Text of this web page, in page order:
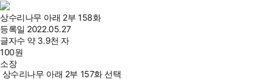
상수리나무 아래 2부 158화
등록일 2022.05.27
글자수 약 3.9천 자
100원
소장
상수리나무 아래 2부 157화 선택